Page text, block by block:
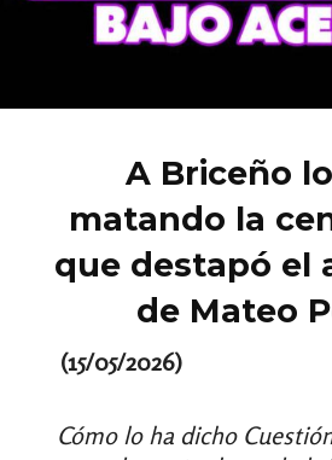
A Briceño
matando la
que destapó el
de Mateo
(15/05/2026)
Cómo lo ha dicho